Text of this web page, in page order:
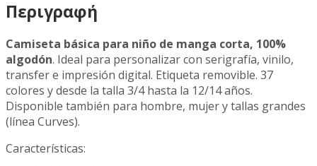
Περιγραφή
Camiseta básica para niño de manga corta, 100%
algodón. Ideal para personalizar con serigrafía, vinilo,
transfer e impresión digital. Etiqueta removible. 37
colores y desde la talla 3/4 hasta la 12/14 años.
Disponible también para hombre, mujer y tallas grandes
(línea Curves).
Características: